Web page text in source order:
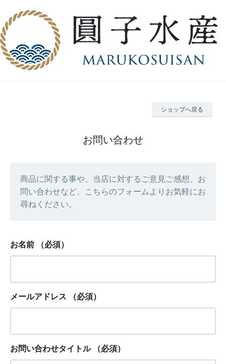
ショップへ戻る
お問い合わせ
商品に関する事や、当店に対するご意見ご感想、お
問い合わせなど、こちらのフォームよりお気軽にお
尋ねください。
お名前 （必須）
メールアドレス （必須）
お問い合わせタイトル （必須）